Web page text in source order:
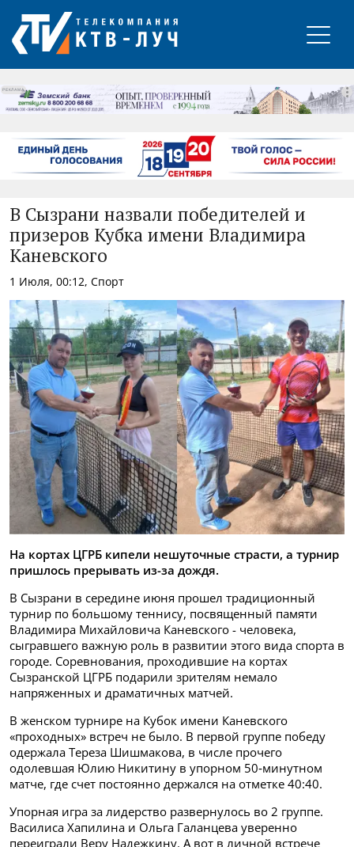
РЕКЛАМА
В Сызрани назвали победителей и
призеров Кубка имени Владимира
Каневского
1 Июля, 00:12, Спорт
На кортах ЦГРБ кипели нешуточные страсти, а турнир
пришлось прерывать из-за дождя.
В Сызрани в середине июня прошел традиционный
турнир по большому теннису, посвященный памяти
Владимира Михайловича Каневского - человека,
сыгравшего важную роль в развитии этого вида спорта в
городе. Соревнования, проходившие на кортах
Сызранской ЦГРБ подарили зрителям немало
напряженных и драматичных матчей.
В женском турнире на Кубок имени Каневского
«проходных» встреч не было. В первой группе победу
одержала Тереза Шишмакова, в числе прочего
одолевшая Юлию Никитину в упорном 50‑минутном
матче, где счет постоянно держался на отметке 40:40.
Упорная игра за лидерство развернулось во 2 группе.
Василиса Хапилина и Ольга Галанцева уверенно
переиграли Веру Надежкину. А вот в личной встрече